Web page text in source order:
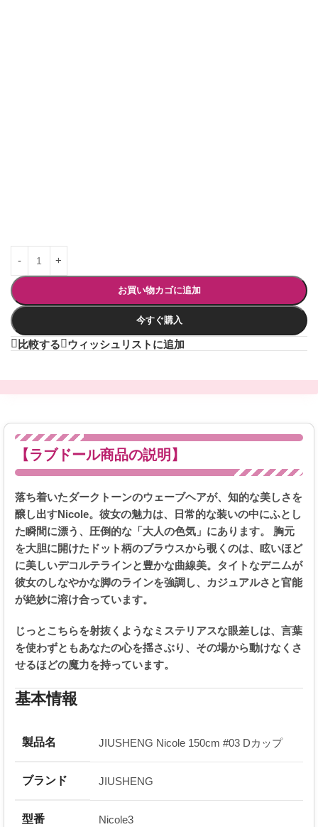
お買い物カゴに追加
今すぐ購入
比較する ウィッシュリストに追加
【ラブドール商品の説明】
落ち着いたダークトーンのウェーブヘアが、知的な美しさを
醸し出すNicole。彼女の魅力は、日常的な装いの中にふとし
た瞬間に漂う、圧倒的な「大人の色気」にあります。 胸元
を大胆に開けたドット柄のブラウスから覗くのは、眩いほど
に美しいデコルテラインと豊かな曲線美。タイトなデニムが
彼女のしなやかな脚のラインを強調し、カジュアルさと官能
が絶妙に溶け合っています。
じっとこちらを射抜くようなミステリアスな眼差しは、言葉
を使わずともあなたの心を揺さぶり、その場から動けなくさ
せるほどの魔力を持っています。
基本情報
製品名 JIUSHENG Nicole 150cm #03 Dカップ
ブランド JIUSHENG
型番 Nicole3